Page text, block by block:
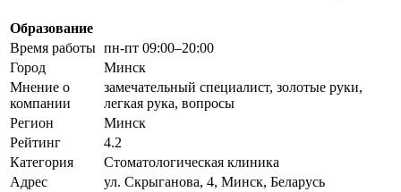
Образование
Время работы пн-пт 09:00–20:00
Город
Минск
Мнение о
компании
замечательный специалист, золотые руки,
легкая рука, вопросы
Регион
Минск
Рейтинг
4.2
Категория
Стоматологическая клиника
Адрес
ул. Скрыганова, 4, Минск, Беларусь